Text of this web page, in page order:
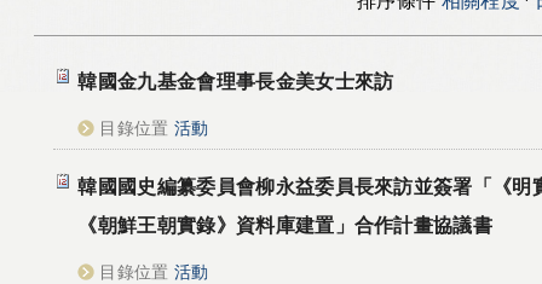
韓國金九基金會理事長金美女士來訪
目錄位置 活動
韓國國史編纂委員會柳永益委員長來訪並簽署「《明
《朝鮮王朝實錄》資料庫建置」合作計畫協議書
目錄位置 活動